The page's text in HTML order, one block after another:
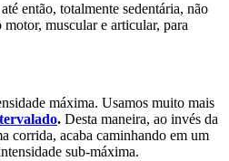
então, totalmente sedentária, não
muscular e articular, para
máxima. Usamos muito mais
. Desta maneira, ao invés da
corrida, acaba caminhando em um
sub-máxima.